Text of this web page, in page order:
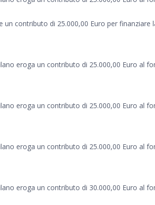
un contributo di 25.000,00 Euro per
eroga un contributo di 25.000,00 Euro al
eroga un contributo di 25.000,00 Euro al
eroga un contributo di 25.000,00 Euro al
eroga un contributo di 30.000,00 Euro al